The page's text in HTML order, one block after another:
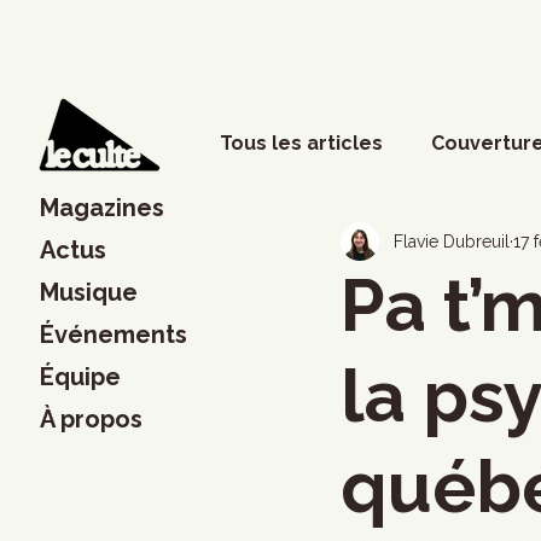
Magazines
Actus
Musique
Événements
Équipe
À propos
Tous les articles
Phénomènes sociaux
Musique
Francouvertes 2024
Pa
la
Flavie Dubreuil 17